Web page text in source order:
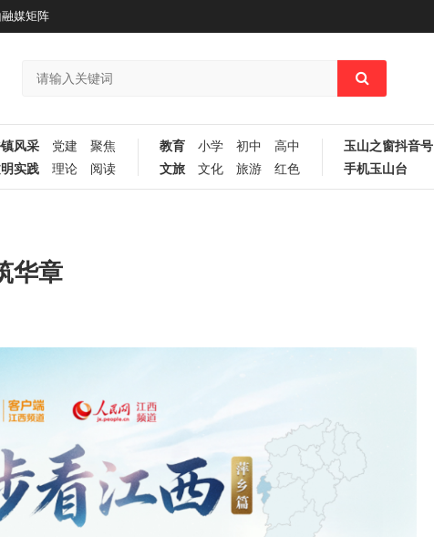
媒矩阵
风采 党建
聚焦
实践
理论 阅读
教育 小学 初中
高中
文旅
文化 旅游 红色
玉山之窗抖音号
手机玉山台
华章